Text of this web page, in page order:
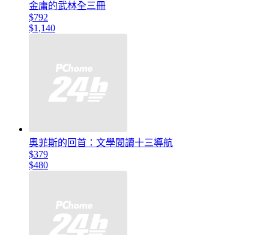
金庸的武林全三冊
$792
$1,140
奧菲斯的回首：文學閱讀十三導航
$379
$480